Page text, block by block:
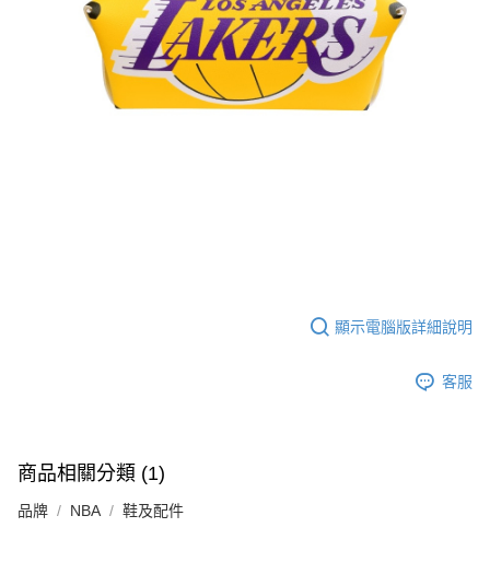
顯示電腦版詳細說明
客服
商品相關分類 (1)
品牌 NBA 鞋及配件